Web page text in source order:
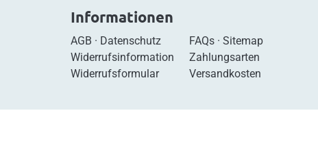
Informationen
AGB · Datenschutz
Widerrufsinformation
Widerrufsformular
FAQs· Sitemap
Zahlungsarten
Versandkosten